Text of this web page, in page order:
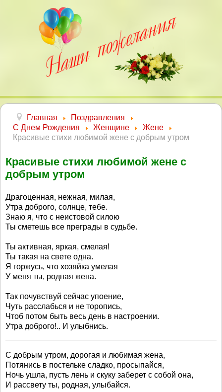
Главная
Поздравления
С Днем Рождения
Женщине
Жене
Красивые стихи любимой жене с добрым утром
Красивые стихи любимой жене с
добрым утром
Драгоценная, нежная, милая,
Утра доброго, солнце, тебе.
Знаю я, что с неистовой силою
Ты сметешь все преграды в судьбе.
Ты активная, яркая, смелая!
Ты такая на свете одна.
Я горжусь, что хозяйка умелая
У меня ты, родная жена.
Так почувствуй сейчас упоение,
Чуть расслабься и не торопись,
Чтоб потом быть весь день в настроении.
Утра доброго!.. И улыбнись.
С добрым утром, дорогая и любимая жена,
Потянись в постельке сладко, просыпайся,
Ночь ушла, пусть лень и скуку заберет с собой она,
И рассвету ты, родная, улыбайся.